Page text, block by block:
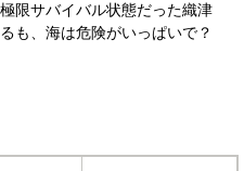
限サバイバル状態だった織津
も、海は危険がいっぱいで？